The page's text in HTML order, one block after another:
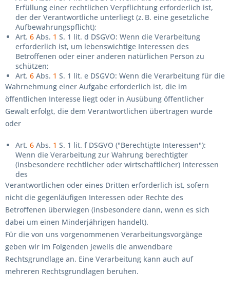
Erfüllung einer rechtlichen Verpflichtung erforderlich ist,
der der Verantwortliche unterliegt (z. B. eine gesetzliche
Aufbewahrungspflicht);
Art. 6 Abs. 1 S. 1 lit. d DSGVO: Wenn die Verarbeitung
erforderlich ist, um lebenswichtige Interessen des
Betroffenen oder einer anderen natürlichen Person zu
schützen;
Art. 6 Abs. 1 S. 1 lit. e DSGVO: Wenn die Verarbeitung für die
Wahrnehmung einer Aufgabe erforderlich ist, die im
öffentlichen Interesse liegt oder in Ausübung öffentlicher
Gewalt erfolgt, die dem Verantwortlichen übertragen wurde
oder
Art. 6 Abs. 1 S. 1 lit. f DSGVO ("Berechtigte Interessen"):
Wenn die Verarbeitung zur Wahrung berechtigter
(insbesondere rechtlicher oder wirtschaftlicher) Interessen
des
Verantwortlichen oder eines Dritten erforderlich ist, sofern
nicht die gegenläufigen Interessen oder Rechte des
Betroffenen überwiegen (insbesondere dann, wenn es sich
dabei um einen Minderjährigen handelt).
Für die von uns vorgenommenen Verarbeitungsvorgänge
geben wir im Folgenden jeweils die anwendbare
Rechtsgrundlage an. Eine Verarbeitung kann auch auf
mehreren Rechtsgrundlagen beruhen.